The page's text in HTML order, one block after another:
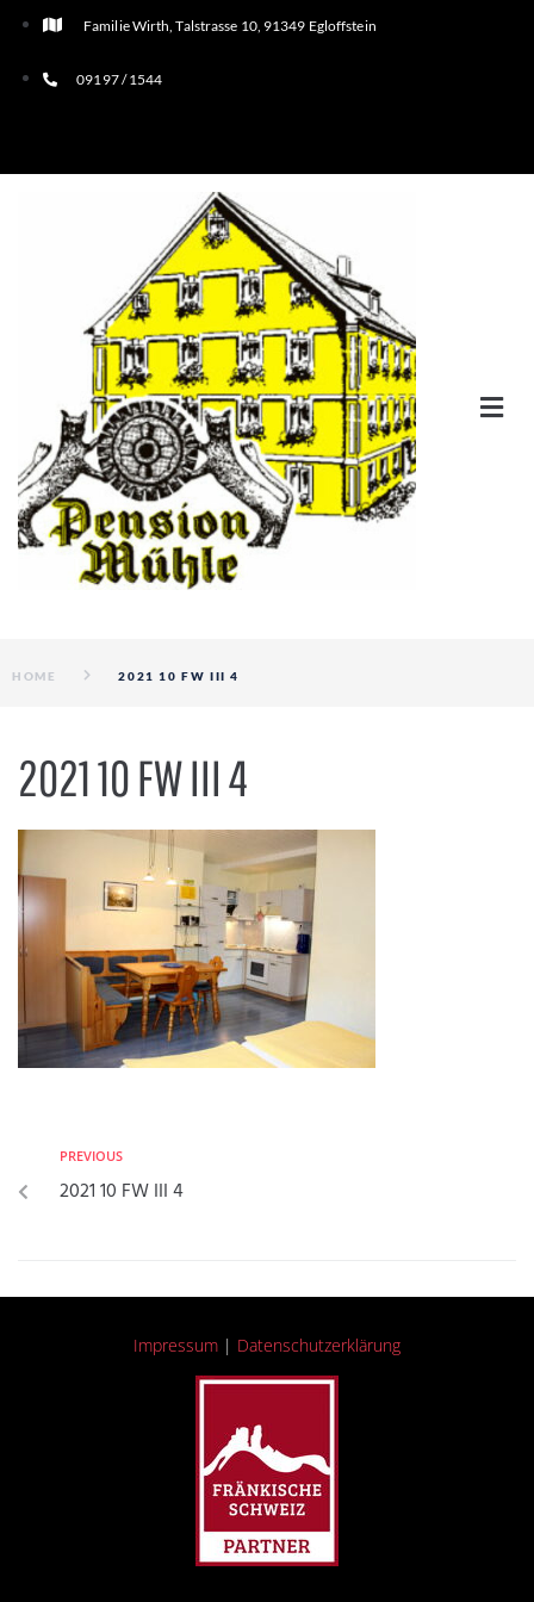
Familie Wirth, Talstrasse 10, 91349 Egloffstein
09197 / 1544
HOME 2021 10 FW III 4
2021 10 FW III 4
PREVIOUS
2021 10 FW III 4
Impressum | Datenschutzerklärung